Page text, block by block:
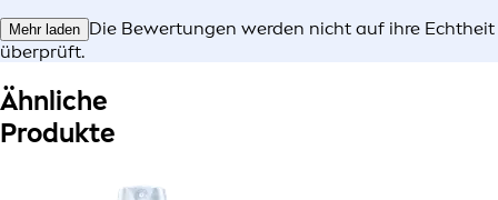
Mehr laden Die Bewertungen werden nicht auf ihre Echtheit
überprüft.
Ähnliche
Produkte